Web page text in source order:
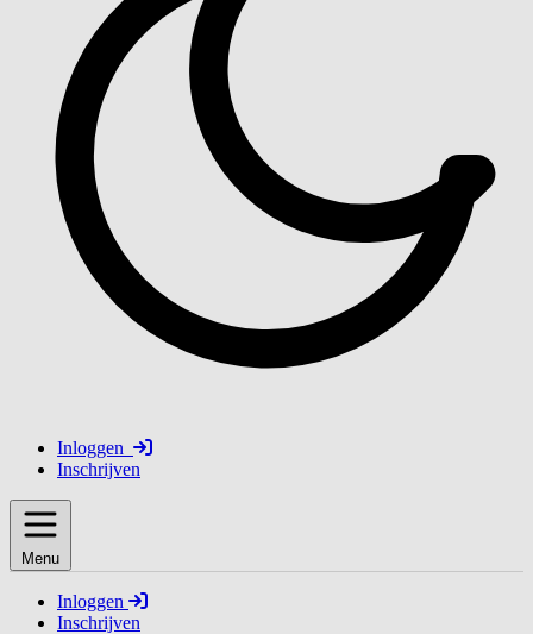
Inloggen
Inschrijven
Menu
Inloggen
Inschrijven